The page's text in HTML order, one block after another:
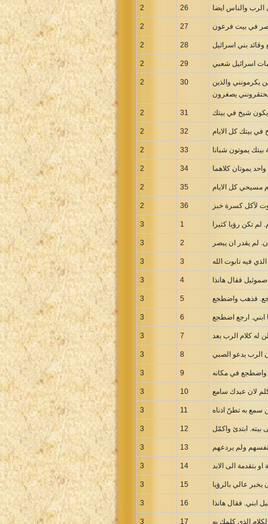
2 26 الرب والناس ايضا
2 27 في بيت فرعون
2 28
2 29
2 30
يكرمونني والذين
2 31
2 32
2 33
2 34
2 35
2 36 لآكل كسرة خبز
3 1
3 2
3 3 فيه تابوت الله
3 4
3 5
3 6
3 7
3 8
3 9
3 10
3 11
3 12
3 13
3 14 بتقدمة الى الابد
3 15
3 16
3 17